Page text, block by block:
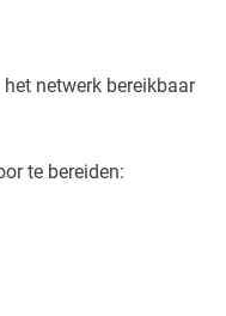
netwerk bereikbaar
te bereiden: